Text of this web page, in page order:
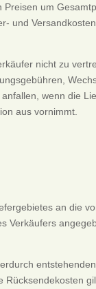
um
und
nicht zu
wenn die
aus vornimmt.
an die
Verkäufers